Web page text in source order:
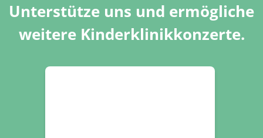
Unterstütze uns und ermögliche
weitere Kinderklinikkonzerte.